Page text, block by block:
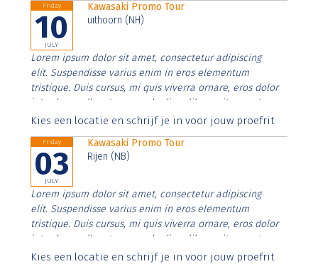
Friday
10
JULY
Kawasaki Promo Tour
uithoorn (NH)
Lorem ipsum dolor sit amet, consectetur adipiscing
elit. Suspendisse varius enim in eros elementum
tristique. Duis cursus, mi quis viverra ornare, eros dolor
interdum nulla, ut commodo diam libero vitae erat.
Aenean faucibus nibh et justo cursus id rutrum lorem
Kies een locatie en schrijf je in voor jouw proefrit
Friday
03
JULY
Kawasaki Promo Tour
Rijen (NB)
Lorem ipsum dolor sit amet, consectetur adipiscing
elit. Suspendisse varius enim in eros elementum
tristique. Duis cursus, mi quis viverra ornare, eros dolor
interdum nulla, ut commodo diam libero vitae erat.
Aenean faucibus nibh et justo cursus id rutrum lorem
Kies een locatie en schrijf je in voor jouw proefrit